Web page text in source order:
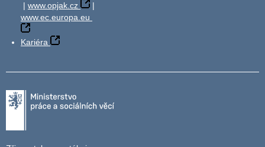
| www.opjak.cz
|
www.ec.europa.eu
Kariéra